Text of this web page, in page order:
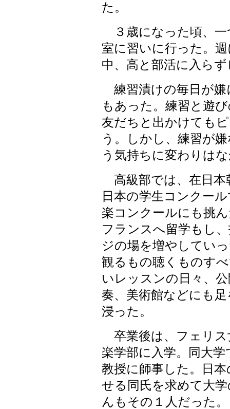
た。
３歳になった頃、一
室に習いに行った。
中、高と部活に入ら
練習漬けの毎日が嫌
もあった。練習と遊
友だちと出かけても
う。しかし、練習が
う気持ちに変わりは
高級部では、在日本
日本の学生コンクー
楽コンクールにも挑
フランスへ留学もし
ジの場を増やしてい
観るもの聴くものす
いレッスンの日々、
奏、美術館などにも
浸った。
卒業後は、フェリス
楽学部に入学。同大
教授に師事した。日
せる同氏を求めて大
んもその１人だった。